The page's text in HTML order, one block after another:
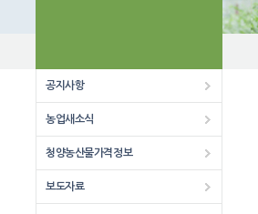
공지사항
농업새소식
청양농산물가격정보
보도자료